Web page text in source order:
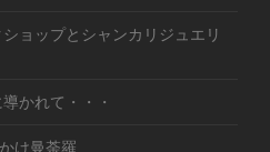
ョップとシャンカリジュエリ
かれて・・・
け曼荼羅